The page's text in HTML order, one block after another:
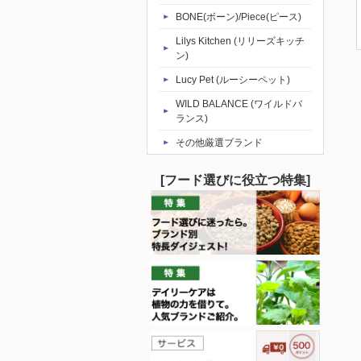
BONE(ボーン)/Piece(ピース)
Lilys Kitchen (リリーズキッチ
ン)
Lucy Pet (ルーシーペット)
WILD BALANCE (ワイルドバ
ランス)
その他厳選ブランド
[フード選びに役立つ特集]